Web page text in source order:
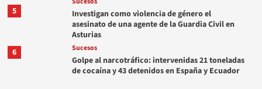
5
Investigan como violencia de género el
asesinato de una agente de la Guardia Civil en
Asturias
6
Sucesos
Golpe al narcotráfico: intervenidas 21 toneladas
de cocaína y 43 detenidos en España y Ecuador